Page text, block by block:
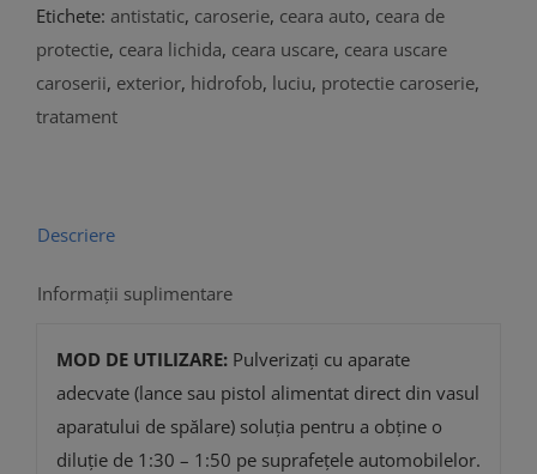
Etichete: antistatic, caroserie, ceara auto, ceara de
protectie, ceara lichida, ceara uscare, ceara uscare
caroserii, exterior, hidrofob, luciu, protectie caroserie,
tratament
Descriere
Informații suplimentare
MOD DE UTILIZARE:Pulverizați cu aparate
adecvate (lance sau pistol alimentat direct din vasul
aparatului de spălare) soluția pentru a obține o
diluție de 1:30 – 1:50 pe suprafețele automobilelor.